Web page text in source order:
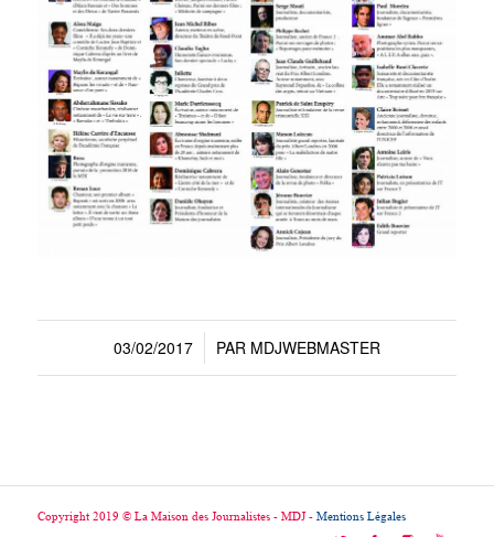
03/02/2017
/ PAR MDJWEBMASTER
Copyright 2019 © La Maison des Journalistes - MDJ - Mentions Légales